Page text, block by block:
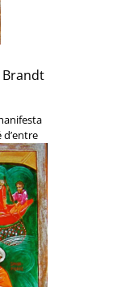
Brandt
d’entre